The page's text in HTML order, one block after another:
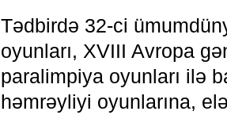
Tədbirdə 32-ci
oyunları, XVIII Avropa
paralimpiya oyunları ilə
həmrəyliyi oyunlarına,